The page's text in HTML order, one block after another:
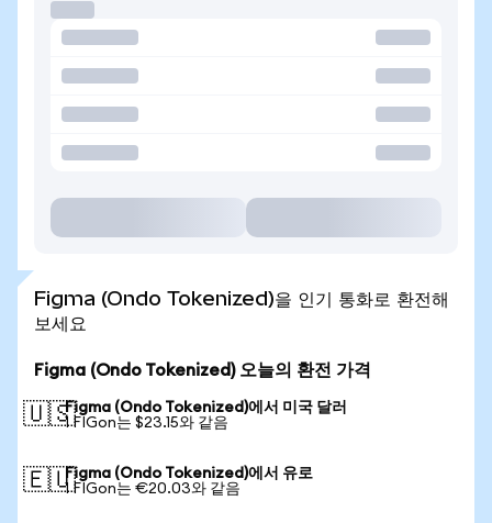
Figma (Ondo Tokenized)을 인기 통화로 환전해
보세요
Figma (Ondo Tokenized) 오늘의 환전 가격
🇺🇸Figma (Ondo Tokenized)에서 미국 달러
1 FIGon는 $23.15와 같음
🇪🇺Figma (Ondo Tokenized)에서 유로
1 FIGon는 €20.03와 같음